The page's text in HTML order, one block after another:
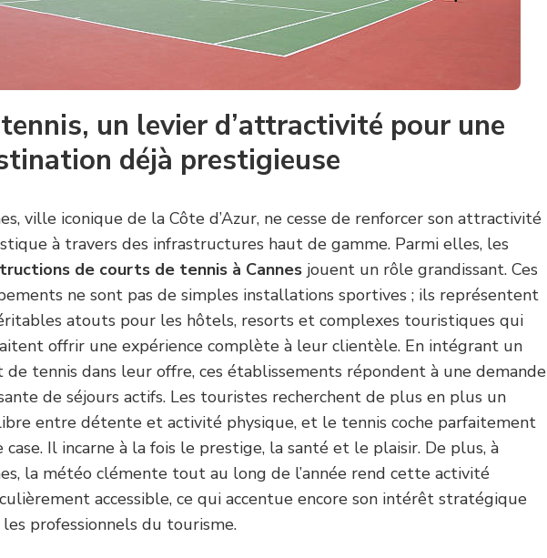
un levier d’attractivité pour une
déjà prestigieuse
ville iconique de la Côte d’Azur, ne cesse de renforcer son attractivité
à travers des infrastructures haut de gamme. Parmi elles, les
de courts de tennis à Cannes jouent un rôle grandissant. Ces
ne sont pas de simples installations sportives ; ils représentent
atouts pour les hôtels, resorts et complexes touristiques qui
offrir une expérience complète à leur clientèle. En intégrant un
de tennis dans leur offre, ces établissements répondent à une demande
de séjours actifs. Les touristes recherchent de plus en plus un
entre détente et activité physique, et le tennis coche parfaitement
case. Il incarne à la fois le prestige, la santé et le plaisir. De plus, à
la météo clémente tout au long de l’année rend cette activité
accessible, ce qui accentue encore son intérêt stratégique
professionnels du tourisme.